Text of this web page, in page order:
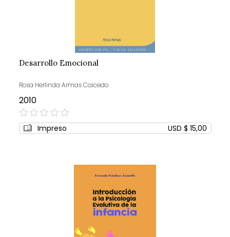
Desarrollo Emocional
Rosa Herlinda Armas Caicedo
2010
0%
Impreso USD $ 15,00